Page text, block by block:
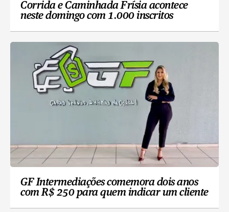
Corrida e Caminhada Frísia acontece
neste domingo com 1.000 inscritos
GF Intermediações comemora dois anos
com R$ 250 para quem indicar um cliente